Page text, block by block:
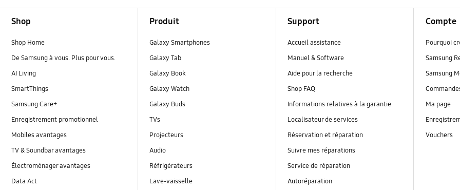
Shop
Shop Home
De Samsung à vous. Plus pour vous.
AI Living
SmartThings
Samsung Care+
Enregistrement promotionnel
Mobiles avantages
TV & Soundbar avantages
Électroménager avantages
Data Act
Produit
Galaxy Smartphones
Galaxy Tab
Galaxy Book
Galaxy Watch
Galaxy Buds
TVs
Projecteurs
Audio
Réfrigérateurs
Lave-vaisselle
Support
Accueil assistance
Manuel & Software
Aide pour la recherche
Shop FAQ
Informations relatives à la garantie
Localisateur de services
Réservation et réparation
Suivre mes réparations
Service de réparation
Autoréparation
Compte
Pourquoi
Samsung
Samsung
Ma page
Vouchers